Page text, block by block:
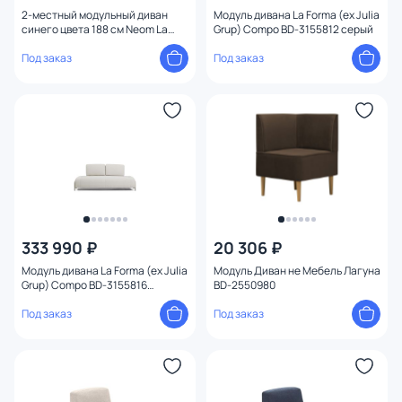
2-местный модульный диван
синего цвета 188 см Neom La
Forma (ex Julia Grup) BD-2607707
Под заказ
Модуль дивана La Forma (ex Julia
Grup) Compo BD-3155812 серый
Под заказ
333 990 ₽
Модуль дивана La Forma (ex Julia
Grup) Compo BD-3155816
Под заказ
20 306 ₽
Модуль Диван не Мебель Лагуна
BD-2550980
Под заказ